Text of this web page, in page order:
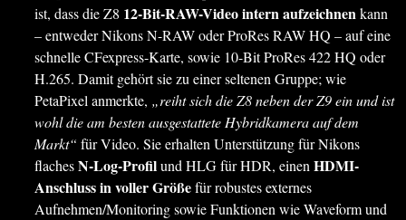
ist, dass die Z8 12-Bit-RAW-Video intern aufzeichnenkann
– entweder Nikons N-RAW oder ProRes RAW HQ – auf eine
schnelle CFexpress-Karte, sowie 10-Bit ProRes 422 HQ oder
H.265. Damit gehört sie zu einer seltenen Gruppe; wie
PetaPixel anmerkte, „reiht sich die Z8 neben der Z9 ein und ist
wohl die am besten ausgestattete Hybridkamera auf dem
Markt“ für Video. Sie erhalten Unterstützung für Nikons
flachesN-Log-Profilund HLG für HDR, einenHDMI-
Anschluss in voller Größefür robustes externes
Aufnehmen/Monitoring sowie Funktionen wie Waveform und